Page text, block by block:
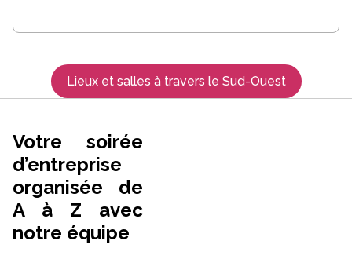
Lieux et salles à travers le Sud-Ouest
Votre soirée
d’entreprise
organisée de
A à Z avec
notre équipe